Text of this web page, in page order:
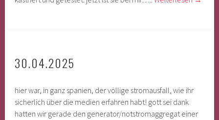
30.04.2025
hier war, in ganz spanien, der völlige stromausfall, wie ihr
sicherlich über die medien erfahren habt! gott sei dank
hatten wir gerade den generator/notstromaggregat einer